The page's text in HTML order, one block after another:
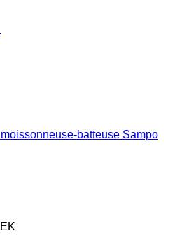
moissonneuse-batteuse Sampo